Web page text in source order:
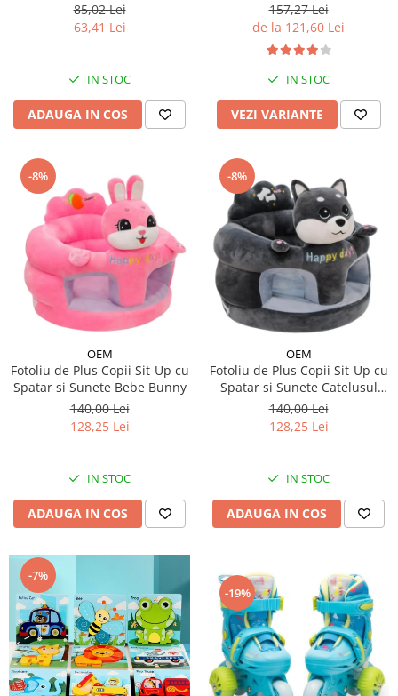
85,02 Lei
63,41 Lei
IN STOC
ADAUGA IN COS
157,27 Lei
de la 121,60 Lei
IN STOC
VEZI VARIANTE
-8%
OEM
Fotoliu de Plus Copii Sit-Up cu
Spatar si Sunete Bebe Bunny
140,00 Lei
128,25 Lei
IN STOC
ADAUGA IN COS
-8%
OEM
Fotoliu de Plus Copii Sit-Up cu
Spatar si Sunete Catelusul
Woofy
140,00 Lei
128,25 Lei
IN STOC
ADAUGA IN COS
-7%
-19%